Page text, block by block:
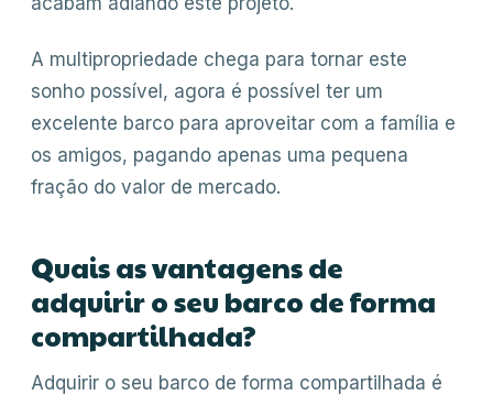
A multipropriedade chega para tornar este
sonho possível, agora é possível ter um
excelente barco para aproveitar com a família e
os amigos, pagando apenas uma pequena
fração do valor de mercado.
Quais as vantagens de
adquirir o seu barco de forma
compartilhada?
Adquirir o seu barco de forma compartilhada é